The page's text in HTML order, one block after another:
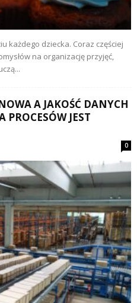
każdego dziecka. Coraz częściej
na organizację przyjęć,
A JAKOŚĆ DANYCH
PROCESÓW JEST
0